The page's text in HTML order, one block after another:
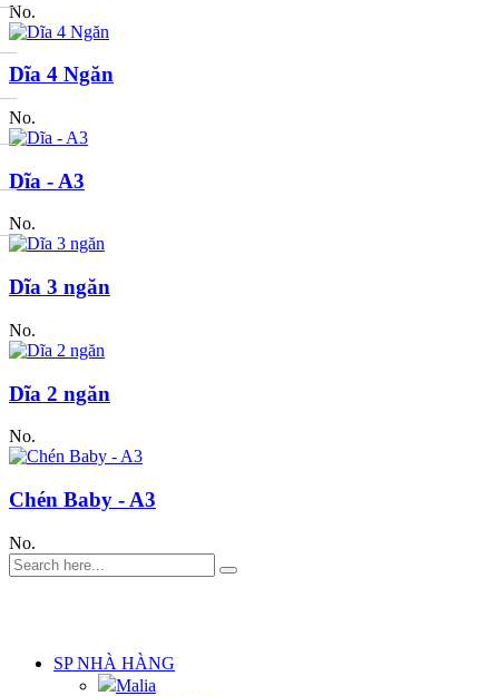
No.
Dĩa 4 Ngăn
No.
Dĩa - A3
No.
Dĩa 3 ngăn
No.
Dĩa 2 ngăn
No.
Chén Baby - A3
No.
SP NHÀ HÀNG
Malia